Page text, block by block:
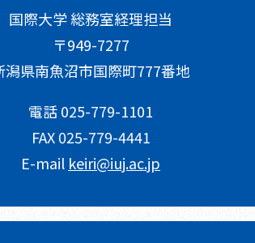
国際大学 総務室経理担当
〒949-7277
潟県南魚沼市国際町777番地
電話 025-779-1101
FAX 025-779-4441
E-mail keiri@iuj.ac.jp